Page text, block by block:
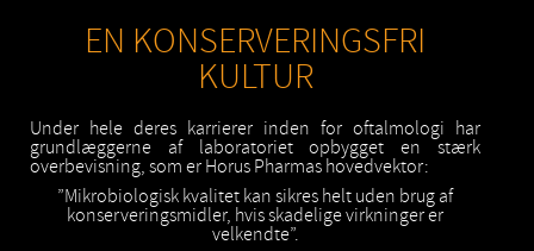
EN KONSERVERINGSFRI
KULTUR
Under hele deres karrierer inden for oftalmologi har
grundlæggerne af laboratoriet opbygget en stærk
overbevisning, som er Horus Pharmas hovedvektor:
”Mikrobiologisk kvalitet kan sikres helt uden brug af
konserveringsmidler, hvis skadelige virkninger er
velkendte”.